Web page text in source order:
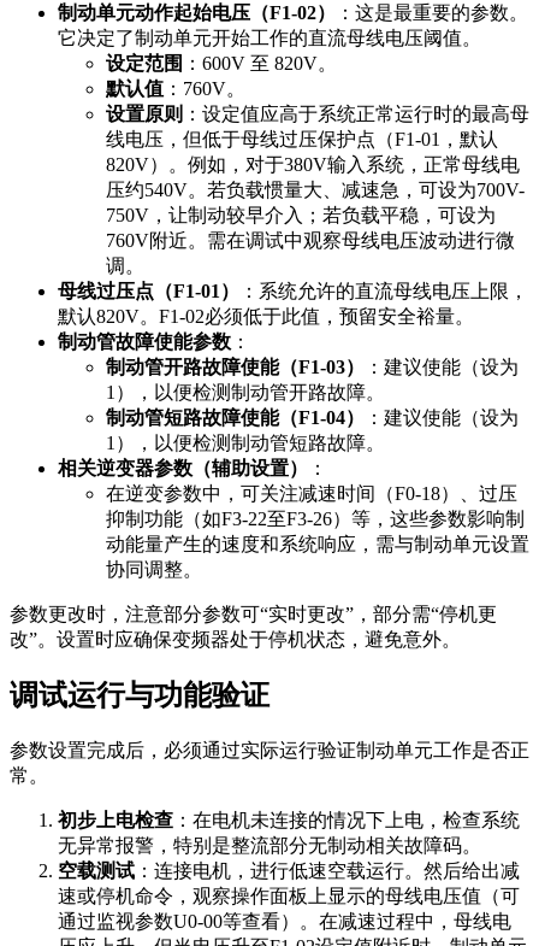
制动单元动作起始电压（F1-02）
：这是最重要的参数。
它决定了制动单元开始工作的直流母线电压阈值。
设定范围 ：600V 至 820V。
默认值 ：760V。
设置原则 ：设定值应高于系统正常运行时的最高母
线电压，但低于母线过压保护点（F1-01，默认
820V）。例如，对于380V输入系统，正常母线电
压约540V。若负载惯量大、减速急，可设为700V-
750V，让制动较早介入；若负载平稳，可设为
760V附近。需在调试中观察母线电压波动进行微
调。
母线过压点（F1-01）
：系统允许的直流母线电压上限，
默认820V。F1-02必须低于此值，预留安全裕量。
制动管故障使能参数 ：
制动管开路故障使能（F1-03）
：建议使能（设为
1），以便检测制动管开路故障。
制动管短路故障使能（F1-04）
：建议使能（设为
1），以便检测制动管短路故障。
相关逆变器参数（辅助设置）
：
在逆变参数中，可关注减速时间（F0-18）、过压
抑制功能（如F3-22至F3-26）等，这些参数影响制
动能量产生的速度和系统响应，需与制动单元设置
协同调整。
参数更改时，注意部分参数可“实时更改”，部分需“停机更
改”。设置时应确保变频器处于停机状态，避免意外。
调试运行与功能验证
参数设置完成后，必须通过实际运行验证制动单元工作是否正
常。
初步上电检查 ：在电机未连接的情况下上电，检查系统
无异常报警，特别是整流部分无制动相关故障码。
空载测试 ：连接电机，进行低速空载运行。然后给出减
速或停机命令，观察操作面板上显示的母线电压值（可
通过监视参数U0-00等查看）。在减速过程中，母线电